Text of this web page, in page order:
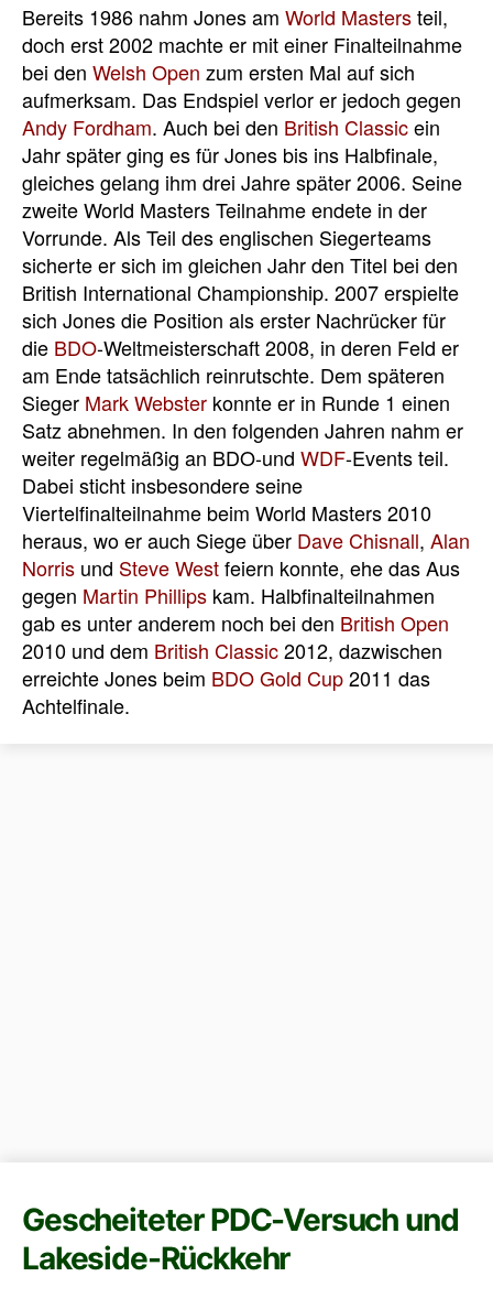
Bereits 1986 nahm Jones am World Mastersteil,
doch erst 2002 machte er mit einer Finalteilnahme
bei den Welsh Open zum ersten Mal auf sich
aufmerksam. Das Endspiel verlor er jedoch gegen
Andy Fordham. Auch bei den British Classicein
Jahr später ging es für Jones bis ins Halbfinale,
gleiches gelang ihm drei Jahre später 2006. Seine
zweite World Masters Teilnahme endete in der
Vorrunde. Als Teil des englischen Siegerteams
sicherte er sich im gleichen Jahr den Titel bei den
British International Championship. 2007 erspielte
sich Jones die Position als erster Nachrücker für
die BDO-Weltmeisterschaft 2008, in deren Feld er
am Ende tatsächlich reinrutschte. Dem späteren
Sieger Mark Webster konnte er in Runde 1 einen
Satz abnehmen. In den folgenden Jahren nahm er
weiter regelmäßig an BDO-und WDF-Events teil.
Dabei sticht insbesondere seine
Viertelfinalteilnahme beim World Masters 2010
heraus, wo er auch Siege über Dave Chisnall, Alan
Norris und Steve Westfeiern konnte, ehe das Aus
gegen Martin Phillips kam. Halbfinalteilnahmen
gab es unter anderem noch bei den British Open
2010 und dem British Classic2012, dazwischen
erreichte Jones beim BDO Gold Cup2011 das
Achtelfinale.
Gescheiteter PDC-Versuch und
Lakeside-Rückkehr